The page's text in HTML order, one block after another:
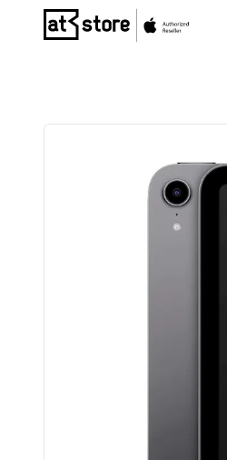
Posjetite početnu stranicu AT